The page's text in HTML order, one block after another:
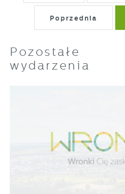
Poprzednia
Pozostałe
wydarzenia